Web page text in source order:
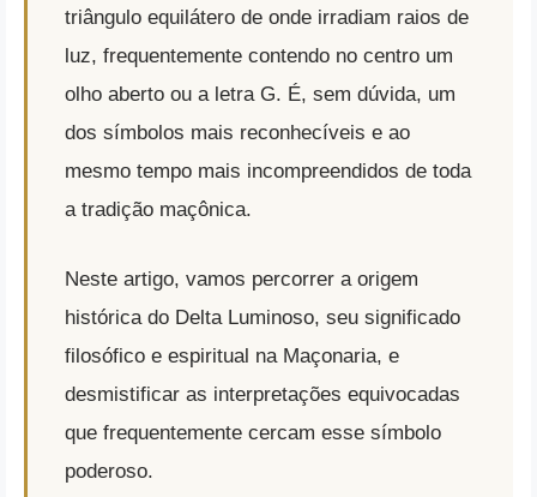
triângulo equilátero de onde irradiam raios de
luz, frequentemente contendo no centro um
olho aberto ou a letra G. É, sem dúvida, um
dos símbolos mais reconhecíveis e ao
mesmo tempo mais incompreendidos de toda
a tradição maçônica.
Neste artigo, vamos percorrer a origem
histórica do Delta Luminoso, seu significado
filosófico e espiritual na Maçonaria, e
desmistificar as interpretações equivocadas
que frequentemente cercam esse símbolo
poderoso.